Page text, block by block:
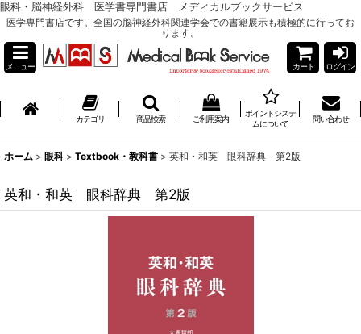
眼科・脳神経外科 医学書専門書店 メディカルブックサービス
医学専門書店です。全国の脳神経外科関連学会での書籍展示も積極的に行ってお
ります。
メニュー カート ログイン
カテゴリ 商品検索 ご利用案内
ポイントシステ
ムについて
問い合わせ
ホーム > 眼科 > Textbook・教科書 > 英和・和英 眼科辞典 第2版
英和・和英 眼科辞典 第2版